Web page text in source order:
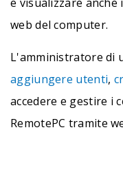
web del computer.
L'amministratore di
aggiungere utenti,
accedere e gestire i
RemotePC tramite